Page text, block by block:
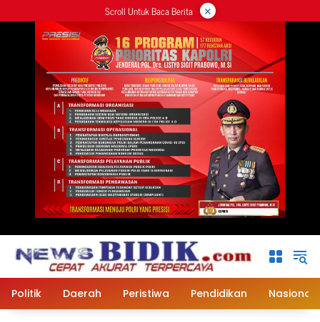
ke
Scroll Untuk Baca Berita ×
Politik Daerah Peristiwa Pendidikan Nasional